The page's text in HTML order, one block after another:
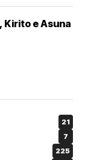
Kirito e Asuna
21
7
225